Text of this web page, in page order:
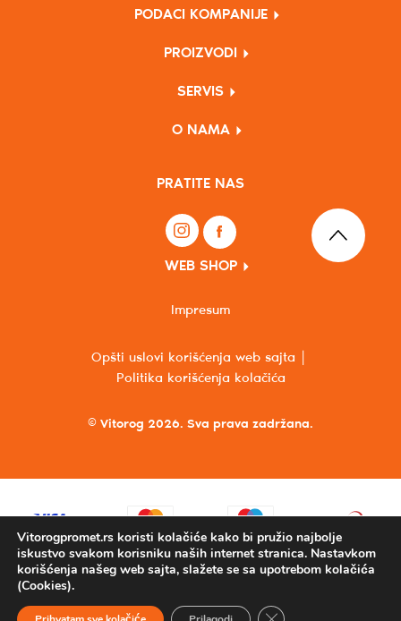
PODACI KOMPANIJE
PROIZVODI
SERVIS
O NAMA
PRATITE NAS
WEB SHOP
© Vitorog 2026. Sva prava zadržana.
Opšti uslovi korišćenja web sajta
Politika korišćenja kolačića
Impresum
Vitorogpromet.rs koristi kolačiće kako bi pružio najbolje
iskustvo svakom korisniku naših internet stranica. Nastavkom
korišćenja našeg web sajta, slažete se sa upotrebom kolačića
(Cookies).
Close GDPR Cookie